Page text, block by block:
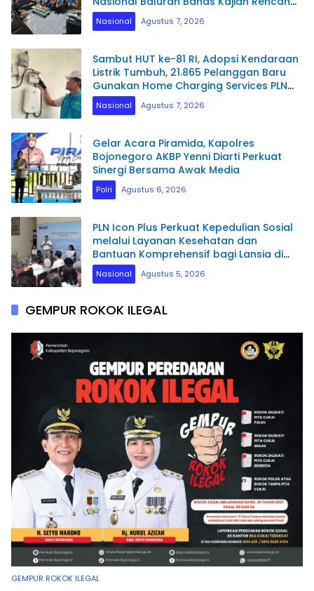
Proyek SUTET 500 kV Paiton–
Watudodol/Kalipuro
Nasional Agustus 7, 2026
Sambut HUT ke-81 RI, Adopsi Kendaraan
Listrik Tumbuh, 21.865 Pelanggan Baru
Gunakan Home Charging Services PLN
pada Semester I 2026
Nasional Agustus 7, 2026
Gelar Acara Piramida, Kapolres
Bojonegoro AKBP Yenni Diarti Perkuat
Sinergi Bersama Awak Media
Polri Agustus 6, 2026
PLN Icon Plus Perkuat Kepedulian Sosial
melalui Layanan Kesehatan dan
Bantuan Komprehensif bagi Lansia di
Malang
Nasional Agustus 5, 2026
GEMPUR ROKOK ILEGAL
GEMPUR ROKOK ILEGAL